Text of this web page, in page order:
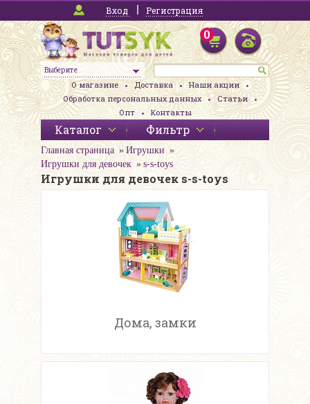
Вход Регистрация
Выберите
0
О магазине Доставка
Наши акции
Обработка персональных данных
Статьи
Опт
Контакты
Каталог Фильтр
Главная страница
Игрушки
Игрушки для девочек
s-s-toys
Игрушки для девочек s-s-toys
Дома, замки